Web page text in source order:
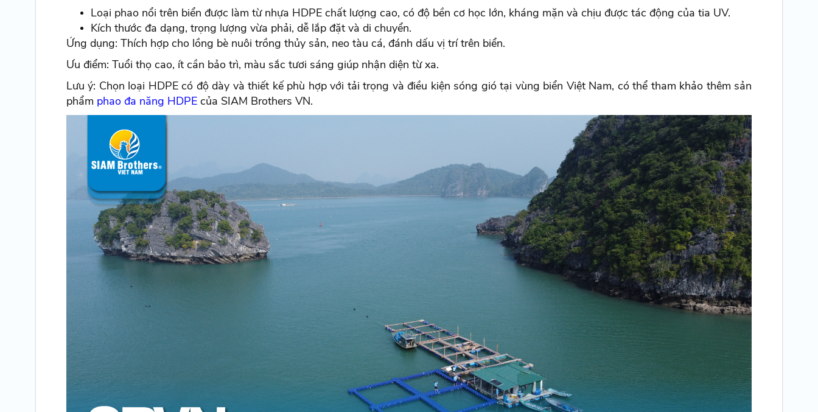
Loại phao nổi trên biển được làm từ nhựa HDPE chất lượng cao, có độ bền cơ học lớn, kháng mặn và chịu được tác động của tia UV.
Kích thước đa dạng, trọng lượng vừa phải, dễ lắp đặt và di chuyển.
Ứng dụng: Thích hợp cho lồng bè nuôi trồng thủy sản, neo tàu cá, đánh dấu vị trí trên biển.
Ưu điểm: Tuổi thọ cao, ít cần bảo trì, màu sắc tươi sáng giúp nhận diện từ xa.
Lưu ý: Chọn loại HDPE có độ dày và thiết kế phù hợp với tải trọng và điều kiện sóng gió tại vùng biển Việt Nam, có thể tham khảo thêm sản
phẩm phao đa năng HDPEcủa SIAM Brothers VN.